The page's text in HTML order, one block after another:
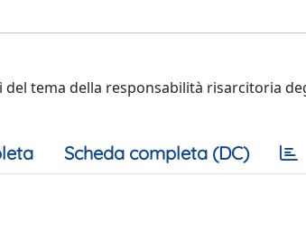
tema della responsabilità risarcitoria
Scheda completa (DC)